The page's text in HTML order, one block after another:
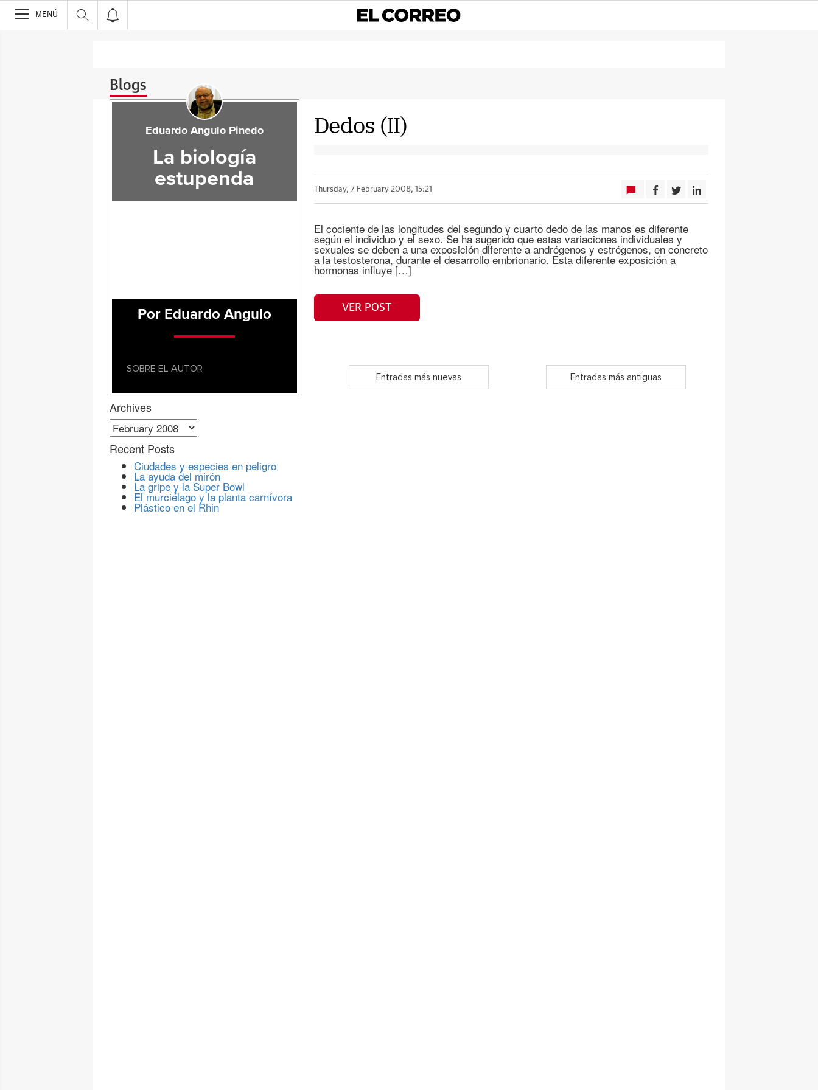
>
MENÚ
Blogs
Dedos (II)
Thursday, 7 February 2008, 15:21
El cociente de las longitudes del segundo y cuarto dedo de las manos es diferente
según el individuo y el sexo. Se ha sugerido que estas variaciones individuales y
sexuales se deben a una exposición diferente a andrógenos y estrógenos, en concreto
a la testosterona, durante el desarrollo embrionario. Esta diferente exposición a
hormonas influye […]
VER POST
Entradas más nuevas Entradas más antiguas
Eduardo Angulo Pinedo
La biología
estupenda
Por Eduardo Angulo
SOBRE EL AUTOR
Archives
Archives
Recent Posts
Ciudades y especies en peligro
La ayuda del mirón
La gripe y la Super Bowl
El murciélago y la planta carnívora
Plástico en el Rhin